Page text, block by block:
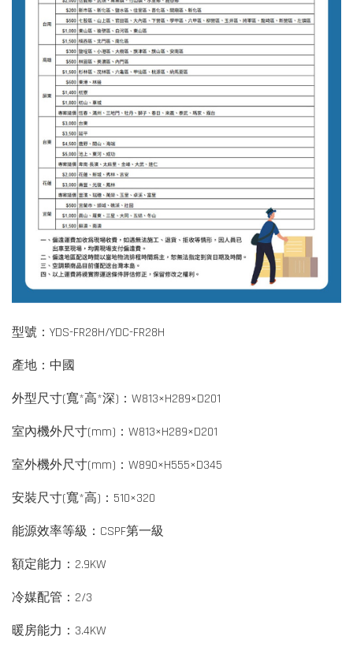
型號：YDS-FR28H/YDC-FR28H
產地：中國
外型尺寸(寬*高*深)：W813×H289×D201
室內機外尺寸(mm)：W813×H289×D201
室外機外尺寸(mm)：W890×H555×D345
安裝尺寸(寬*高)：510×320
能源效率等級：CSPF第一級
額定能力：2.9KW
冷媒配管：2/3
暖房能力：3.4KW